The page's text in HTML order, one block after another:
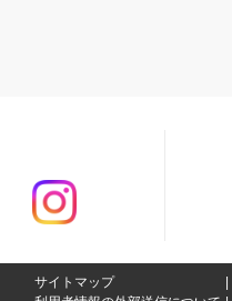
サイトマップ